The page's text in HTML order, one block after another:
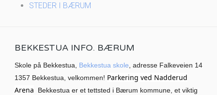
STEDER I BÆRUM
BEKKESTUA INFO. BÆRUM
Skole på Bekkestua, Bekkestua skole , adresse Falkeveien 14
1357 Bekkestua, velkommen! Parkering ved Nadderud
Arena
Bekkestua er et tettsted i Bærum kommune, et viktig